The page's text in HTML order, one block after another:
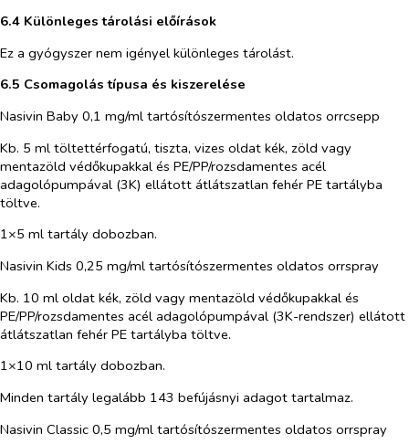
6.4 Különleges tárolási előírások
Ez a gyógyszer nem igényel különleges tárolást.
6.5 Csomagolás típusa és kiszerelése
Nasivin Baby 0,1 mg/ml tartósítószermentes oldatos orrcsepp
Kb. 5 ml töltettérfogatú, tiszta, vizes oldat kék, zöld vagy
mentazöld védőkupakkal és PE/PP/rozsdamentes acél
adagolópumpával (3K) ellátott átlátszatlan fehér PE tartályba
töltve.
1×5 ml tartály dobozban.
Nasivin Kids 0,25 mg/ml tartósítószermentes oldatos orrspray
Kb. 10 ml oldat kék, zöld vagy mentazöld védőkupakkal és
PE/PP/rozsdamentes acél adagolópumpával (3K-rendszer) ellátott
átlátszatlan fehér PE tartályba töltve.
1×10 ml tartály dobozban.
Minden tartály legalább 143 befújásnyi adagot tartalmaz.
Nasivin Classic 0,5 mg/ml tartósítószermentes oldatos orrspray